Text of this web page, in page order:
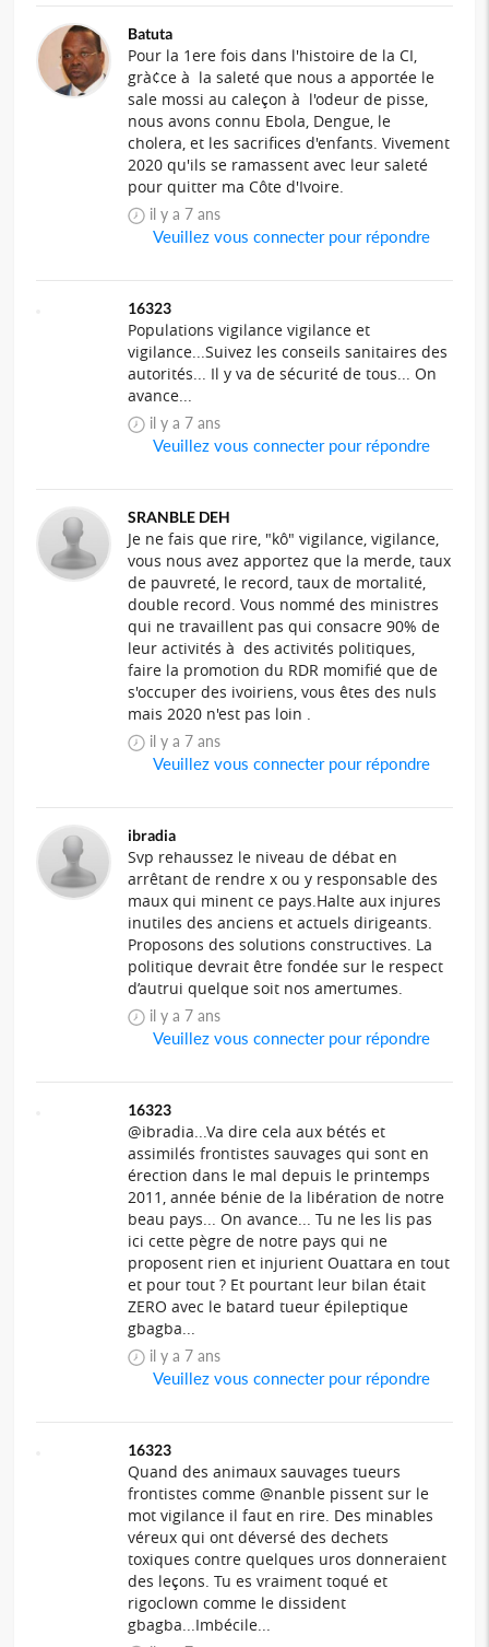
Batuta
Pour la 1ere fois dans l'histoire de la CI,
grà¢ce à la saleté que nous a apportée le
sale mossi au caleçon à l'odeur de pisse,
nous avons connu Ebola, Dengue, le
cholera, et les sacrifices d'enfants. Vivement
2020 qu'ils se ramassent avec leur saleté
pour quitter ma Côte d'Ivoire.
il y a 7 ans
Veuillez vous connecter pour répondre
16323
Populations vigilance vigilance et
vigilance...Suivez les conseils sanitaires des
autorités... Il y va de sécurité de tous... On
avance...
il y a 7 ans
Veuillez vous connecter pour répondre
SRANBLE DEH
Je ne fais que rire, "kô" vigilance, vigilance,
vous nous avez apportez que la merde, taux
de pauvreté, le record, taux de mortalité,
double record. Vous nommé des ministres
qui ne travaillent pas qui consacre 90% de
leur activités à des activités politiques,
faire la promotion du RDR momifié que de
s'occuper des ivoiriens, vous êtes des nuls
mais 2020 n'est pas loin .
il y a 7 ans
Veuillez vous connecter pour répondre
ibradia
Svp rehaussez le niveau de débat en
arrêtant de rendre x ou y responsable des
maux qui minent ce pays.Halte aux injures
inutiles des anciens et actuels dirigeants.
Proposons des solutions constructives. La
politique devrait être fondée sur le respect
d’autrui quelque soit nos amertumes.
il y a 7 ans
Veuillez vous connecter pour répondre
16323
@ibradia...Va dire cela aux bétés et
assimilés frontistes sauvages qui sont en
érection dans le mal depuis le printemps
2011, année bénie de la libération de notre
beau pays... On avance... Tu ne les lis pas
ici cette pègre de notre pays qui ne
proposent rien et injurient Ouattara en tout
et pour tout ? Et pourtant leur bilan était
ZERO avec le batard tueur épileptique
gbagba...
il y a 7 ans
Veuillez vous connecter pour répondre
16323
Quand des animaux sauvages tueurs
frontistes comme @nanble pissent sur le
mot vigilance il faut en rire. Des minables
véreux qui ont déversé des dechets
toxiques contre quelques uros donneraient
des leçons. Tu es vraiment toqué et
rigoclown comme le dissident
gbagba...Imbécile...